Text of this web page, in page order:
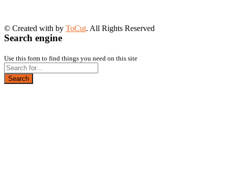
© Created with by ToCut. All Rights Reserved
Search engine
Use this form to find things you need on this site
Search